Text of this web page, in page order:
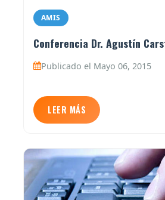
AMIS
Conferencia Dr. Agustín
Publicado el Mayo 06, 2015
LEER MÁS